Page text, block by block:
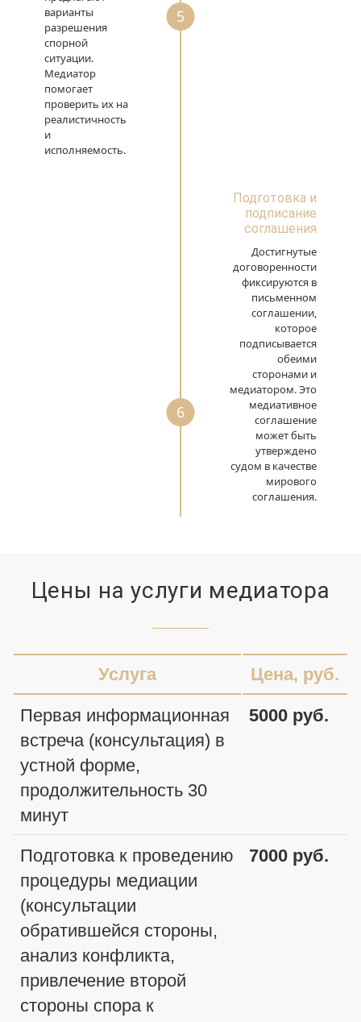
5
варианты
разрешения
спорной
ситуации.
Медиатор
помогает
проверить их на
реалистичность
и
исполняемость.
6
Подготовка и
подписание
соглашения
Достигнутые
договоренности
фиксируются в
письменном
соглашении,
которое
подписывается
обеими
сторонами и
медиатором. Это
медиативное
соглашение
может быть
утверждено
судом в качестве
мирового
соглашения.
Цены на услуги медиатора
Услуга Цена, руб.
Первая информационная
встреча (консультация) в
устной форме,
продолжительность 30
минут
5000 руб.
Подготовка к проведению
процедуры медиации
(консультации
обратившейся стороны,
анализ конфликта,
привлечение второй
стороны спора к
7000 руб.